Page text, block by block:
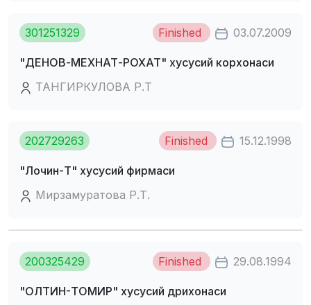
301251329 Finished 03.07.2009
"ДЕHОВ-МЕХHАТ-РОХАТ" хусусий корхонаси
ТАНГИРКУЛОВА Р.Т
202729263 Finished 15.12.1998
"Лочин-Т" хусусий фирмаси
Мирзамуратова Р.Т.
200325429 Finished 29.08.1994
"ОЛТИH-ТОМИР" хусусий дрихонаси